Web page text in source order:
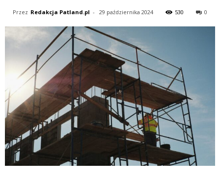
Przez Redakcja Patland.pl - 29 października 2024 530 0